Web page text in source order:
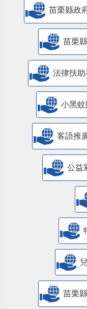
苗栗縣政
苗栗
法律扶助
小黑
客語推
公益
苗栗